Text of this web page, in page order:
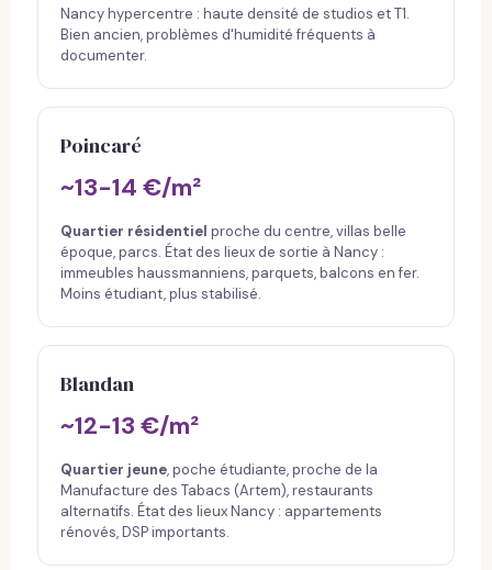
Nancy hypercentre : haute densité de studios et T1.
Bien ancien, problèmes d'humidité fréquents à
documenter.
Poincaré
~13-14 €/m²
Quartier résidentiel proche du centre, villas belle
époque, parcs. État des lieux de sortie à Nancy :
immeubles haussmanniens, parquets, balcons en fer.
Moins étudiant, plus stabilisé.
Blandan
~12-13 €/m²
Quartier jeune, poche étudiante, proche de la
Manufacture des Tabacs (Artem), restaurants
alternatifs. État des lieux Nancy : appartements
rénovés, DSP importants.